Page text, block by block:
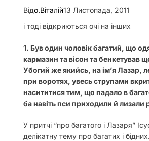
Відо.Віталій13 Листопада, 2011
і тоді відкриються очі на інших
1. Був один чоловік багатий, що
кармазин та вісон та бенкетував
Убогий же якийсь, на ім’я Лазар,
при воротях, увесь струпами
насититися тим, що падало в
ба навіть пси приходили й лизали
У притчі “про багатого і Лазаря”
делікатну тему про багатих і